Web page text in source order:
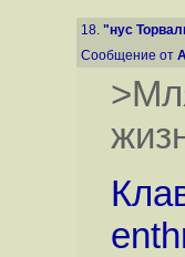
18. "нус
Сообщение от